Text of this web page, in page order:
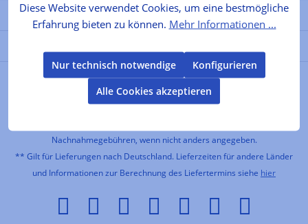
Informationen
Vertrag widerrufen
Nachnahmegebühren, wenn nicht anders angegeben.
** Gilt für Lieferungen nach Deutschland. Lieferzeiten für andere Länder
und Informationen zur Berechnung des Liefertermins siehe hier
Diese Website verwendet Cookies, um eine bestmögliche
Erfahrung bieten zu können. Mehr Informationen ...
Nur technisch notwendige
Konfigurieren
Alle Cookies akzeptieren